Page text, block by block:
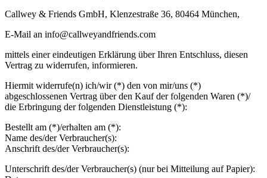
Callwey & Friends GmbH, Klenzestraße 36, 80464 München,
E-Mail an info@callweyandfriends.com
mittels einer eindeutigen Erklärung über Ihren Entschluss, diesen
Vertrag zu widerrufen, informieren.
Hiermit widerrufe(n) ich/wir (*) den von mir/uns (*)
abgeschlossenen Vertrag über den Kauf der folgenden Waren (*)/
die Erbringung der folgenden Dienstleistung (*):
Bestellt am (*)/erhalten am (*):
Name des/der Verbraucher(s):
Anschrift des/der Verbraucher(s):
Unterschrift des/der Verbraucher(s) (nur bei Mitteilung auf Papier):